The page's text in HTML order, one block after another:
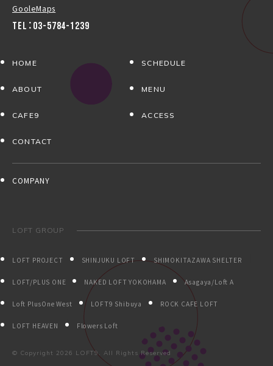
GooleMaps
TEL：03-5784-1239
HOME SCHEDULE
ABOUT MENU
CAFE9 ACCESS
CONTACT
COMPANY
LOFT GROUP
LOFT PROJECT SHINJUKU LOFT SHIMOKITAZAWA SHELTER
LOFT/PLUS ONE NAKED LOFT YOKOHAMA Asagaya/Loft A
Loft PlusOne West LOFT9 Shibuya ROCK CAFE LOFT
LOFT HEAVEN Flowers Loft
© Copyright 2026 LOFT9. All Rights Reserved